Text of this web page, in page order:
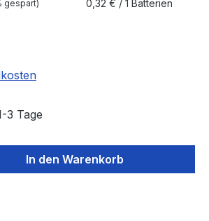
gespart) 0,32 € / 1 Batterien
3 Tage
gewünschten Wert
In den Warenkorb